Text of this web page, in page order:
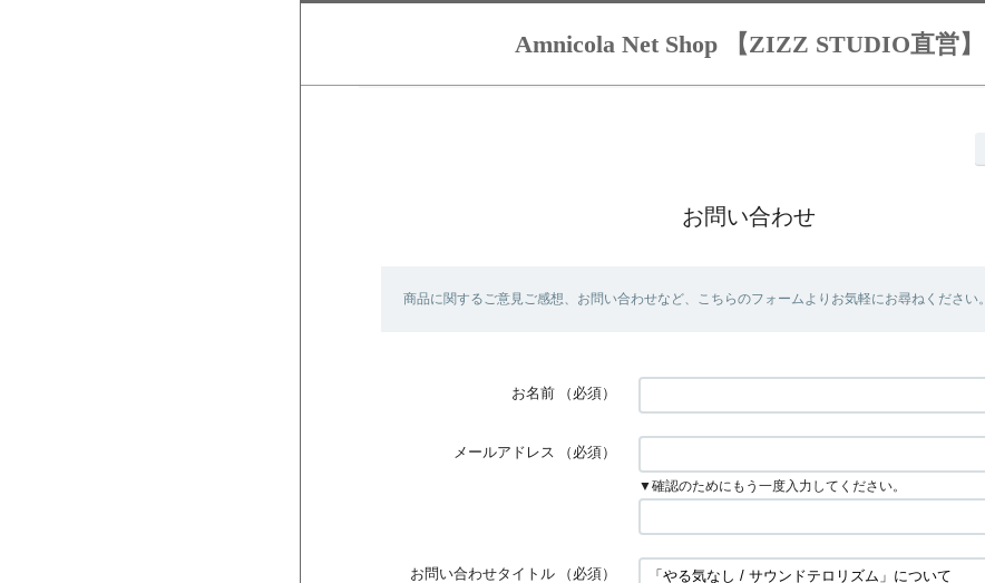
Amnicola Net Shop 【ZIZZ STUDIO直営】
お問い合わせ
商品に関するご意見ご感想、お問い合わせなど、こちらのフォームよりお気軽にお尋ねください。
お名前 （必須）
メールアドレス （必須）
▼確認のためにもう一度入力してください。
お問い合わせタイトル （必須）